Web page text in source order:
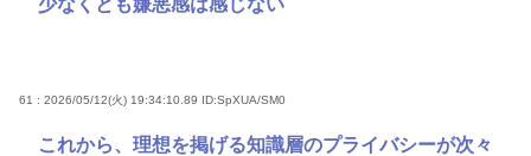
少なくとも嫌悪感は感じない
61 : 2026/05/12(火) 19:34:10.89 ID:SpXUA/SM0
これから、理想を掲げる知識層のプライバシーが次々